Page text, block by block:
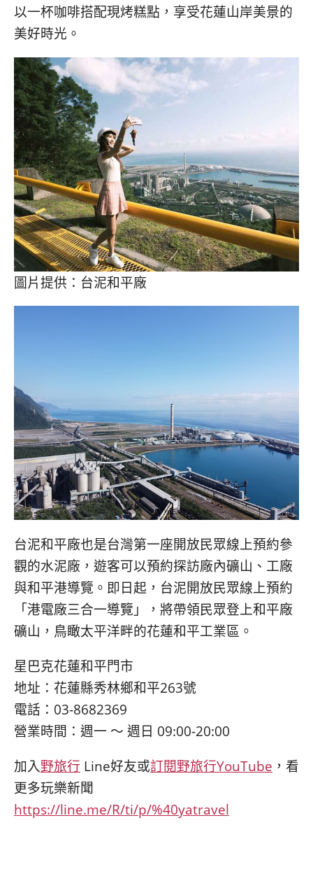
以一杯咖啡搭配現烤糕點，享受花蓮山岸美景的
美好時光。
圖片提供：台泥和平廠
台泥和平廠也是台灣第一座開放民眾線上預約參
觀的水泥廠，遊客可以預約探訪廠內礦山、工廠
與和平港導覽。即日起，台泥開放民眾線上預約
「港電廠三合一導覽」，將帶領民眾登上和平廠
礦山，鳥瞰太平洋畔的花蓮和平工業區。
星巴克花蓮和平門市
地址：花蓮縣秀林鄉和平263號
電話：03-8682369
營業時間：週一 ～ 週日 09:00-20:00
加入野旅行 Line好友或訂閱野旅行YouTube ，看
更多玩樂新聞
https://line.me/R/ti/p/%40yatravel